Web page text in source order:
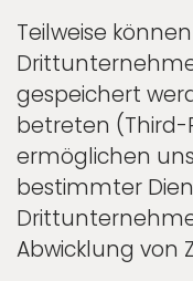
Teilweise
gespeichert
betreten (Third-
ermöglichen
bestimmter
Abwicklung von